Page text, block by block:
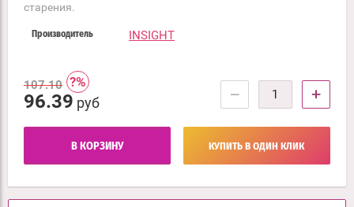
старения.
Производитель INSIGHT
107.10
96.39 руб − +
В КОРЗИНУ КУПИТЬ В ОДИН КЛИК